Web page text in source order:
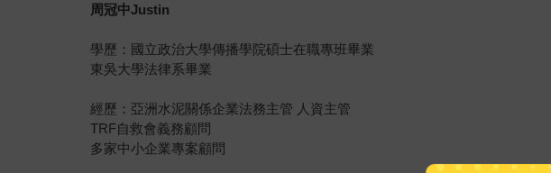
周冠中Justin
學歷：國立政治大學傳播學院碩士在職專班畢業
東吳大學法律系畢業
經歷：亞洲水泥關係企業法務主管 人資主管
TRF自救會義務顧問
多家中小企業專案顧問